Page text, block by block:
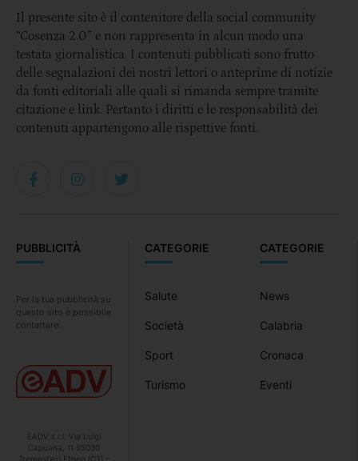
CATEGORIE
News
Calabria
Cronaca
Eventi
CATEGORIE
Salute
Società
Sport
Turismo
PUBBLICITÀ
Per la tua pubblicità su
questo sito è possibile
contattare:
EADV s.r.l. Via Luigi
Capuana, 11 95030
Tremestieri Etneo (CT) –
Il presente sito è il contenitore della social community
“Cosenza 2.0” e non rappresenta in alcun modo una
testata giornalistica. I contenuti pubblicati sono frutto
delle segnalazioni dei nostri lettori o anteprime di notizie
da fonti editoriali alle quali si rimanda sempre tramite
citazione e link. Pertanto i diritti e le responsabilità dei
contenuti appartengono alle rispettive fonti.